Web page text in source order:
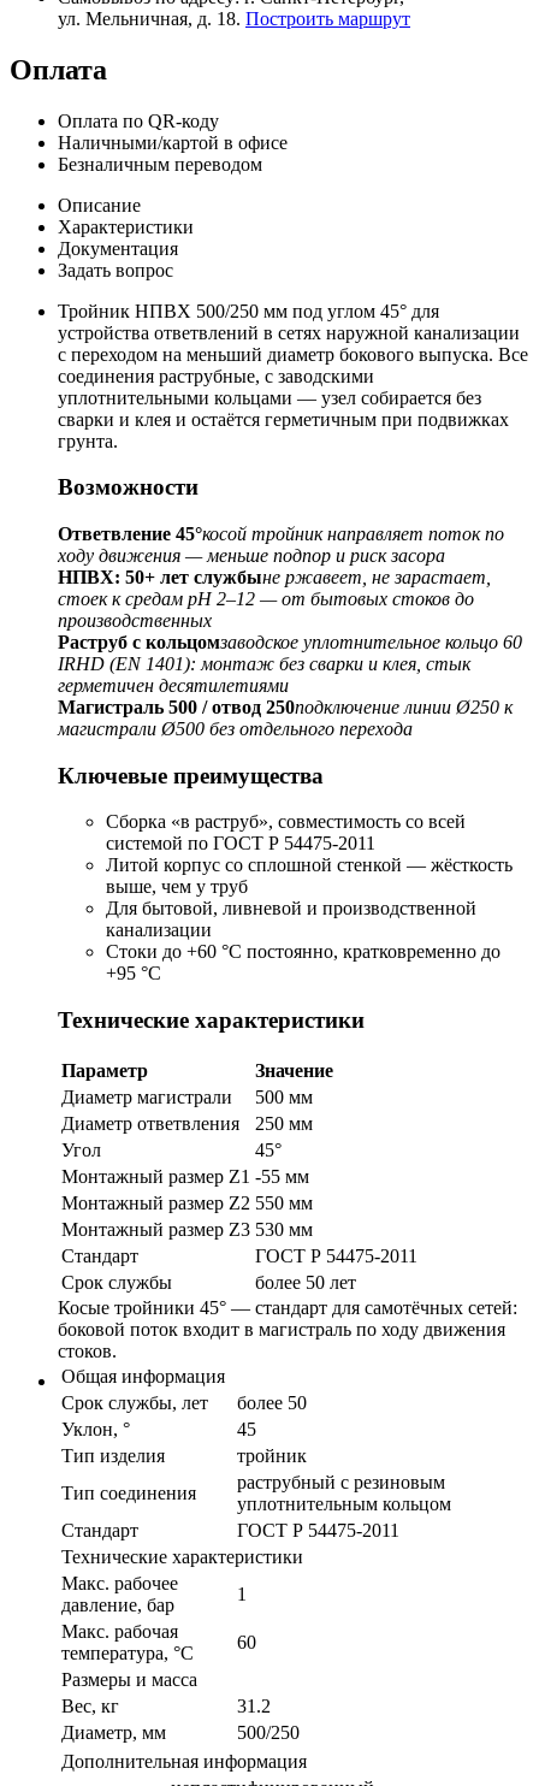
ул. Мельничная, д. 18. Построить маршрут
Оплата
Оплата по QR-коду
Наличными/картой в офисе
Безналичным переводом
Описание
Характеристики
Документация
Задать вопрос
Тройник НПВХ 500/250 мм под углом 45° для
устройства ответвлений в сетях наружной канализации
с переходом на меньший диаметр бокового выпуска. Все
соединения раструбные, с заводскими
уплотнительными кольцами — узел собирается без
сварки и клея и остаётся герметичным при подвижках
грунта.
Возможности
Ответвление 45°косой тройник направляет поток по
ходу движения — меньше подпор и риск засора
НПВХ: 50+ лет службыне ржавеет, не зарастает,
стоек к средам pH 2–12 — от бытовых стоков до
производственных
Раструб с кольцомзаводское уплотнительное кольцо 60
IRHD (EN 1401): монтаж без сварки и клея, стык
герметичен десятилетиями
Магистраль 500 / отвод 250подключение линии Ø250 к
магистрали Ø500 без отдельного перехода
Ключевые преимущества
Сборка «в раструб», совместимость со всей
системой по ГОСТ Р 54475-2011
Литой корпус со сплошной стенкой — жёсткость
выше, чем у труб
Для бытовой, ливневой и производственной
канализации
Стоки до +60 °C постоянно, кратковременно до
+95 °C
Технические характеристики
Параметр
Значение
Диаметр магистрали
500 мм
Диаметр ответвления
250 мм
Угол
45°
Монтажный размер Z1 -55 мм
Монтажный размер Z2 550 мм
Монтажный размер Z3 530 мм
Стандарт
ГОСТ Р 54475-2011
Срок службы
более 50 лет
Косые тройники 45° — стандарт для самотёчных сетей:
боковой поток входит в магистраль по ходу движения
стоков.
Общая информация
Срок службы, лет
более 50
Уклон, °
45
Тип изделия
тройник
Тип соединения
раструбный с резиновым
уплотнительным кольцом
Стандарт
ГОСТ Р 54475-2011
Технические характеристики
Макс. рабочее
давление, бар
1
Макс. рабочая
температура, °С
60
Размеры и масса
Вес, кг
31.2
Диаметр, мм
500/250
Дополнительная информация